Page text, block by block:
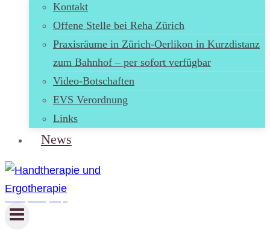
Kontakt
Offene Stelle bei Reha Zürich
Praxisräume in Zürich-Oerlikon in Kurzdistanz
zum Bahnhof – per sofort verfügbar
Video-Botschaften
EVS Verordnung
Links
News